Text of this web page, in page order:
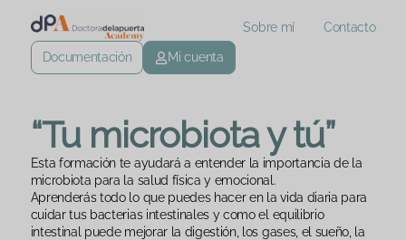
Sobre mí Contacto
Documentación Mi cuenta
“Tu microbiota y tú”
Esta formación te ayudará a entender la importancia de la
microbiota para la salud física y emocional.
Aprenderás todo lo que puedes hacer en la vida diaria para
cuidar tus bacterias intestinales y como el equilibrio
intestinal puede mejorar la digestión, los gases, el sueño, la